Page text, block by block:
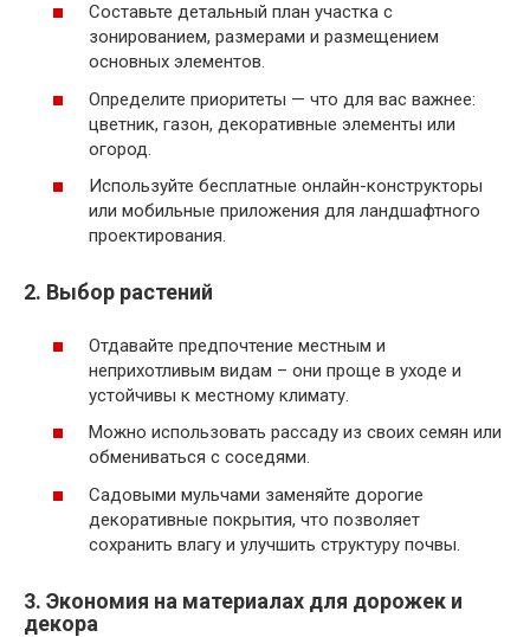
Составьте детальный план участка с
зонированием, размерами и размещением
основных элементов.
Определите приоритеты — что для вас важнее:
цветник, газон, декоративные элементы или
огород.
Используйте бесплатные онлайн-конструкторы
или мобильные приложения для ландшафтного
проектирования.
2. Выбор растений
Отдавайте предпочтение местным и
неприхотливым видам – они проще в уходе и
устойчивы к местному климату.
Можно использовать рассаду из своих семян или
обмениваться с соседями.
Садовыми мульчами заменяйте дорогие
декоративные покрытия, что позволяет
сохранить влагу и улучшить структуру почвы.
3. Экономия на материалах для дорожек и
декора